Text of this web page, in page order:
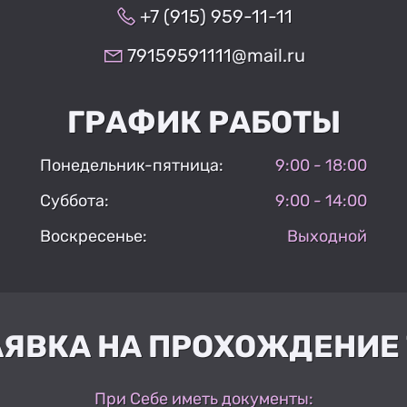
+7 (915) 959-11-11
79159591111@mail.ru
ГРАФИК РАБОТЫ
Понедельник-пятница:
9:00 - 18:00
Суббота:
9:00 - 14:00
Воскресенье:
Выходной
НА ПРОХОЖДЕНИЕ
При Себе иметь документы: